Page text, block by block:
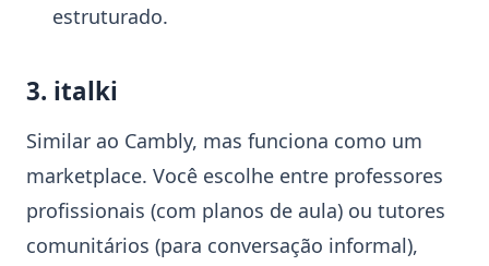
estruturado.
3. italki
Similar ao Cambly, mas funciona como um
marketplace. Você escolhe entre professores
profissionais (com planos de aula) ou tutores
comunitários (para conversação informal),